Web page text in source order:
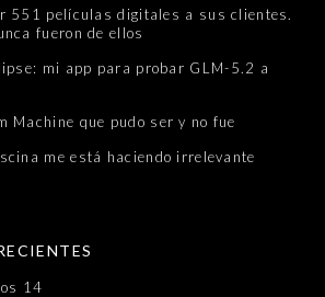
551 películas digitales a sus clientes.
fueron de ellos
mi app para probar GLM-5.2 a
Machine que pudo ser y no fue
me está haciendo irrelevante
14